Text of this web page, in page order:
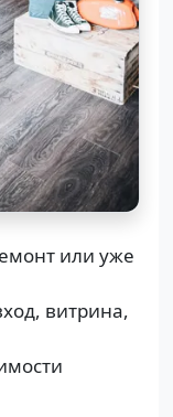
или уже
витрина,